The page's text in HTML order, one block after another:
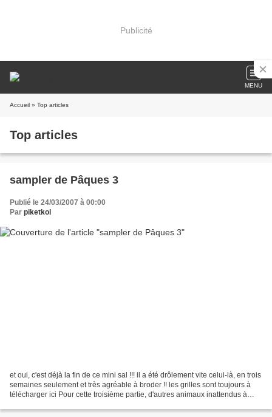
Publicité
MENU
Accueil » Top articles
Top articles
sampler de Pâques 3
Publié le 24/03/2007 à 00:00
Par piketkol
et oui, c'est déjà la fin de ce mini sal !!! il a été drôlement vite celui-là, en trois
semaines seulement et très agréable à broder !! les grilles sont toujours à
télécharger ici Pour cette troisième partie, d'autres animaux inattendus à